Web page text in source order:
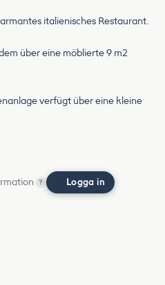
italienisches Restaurant.
über eine möblierte 9 m2
verfügt über eine kleine
? Logga in